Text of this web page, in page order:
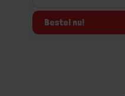
Bestel nu!